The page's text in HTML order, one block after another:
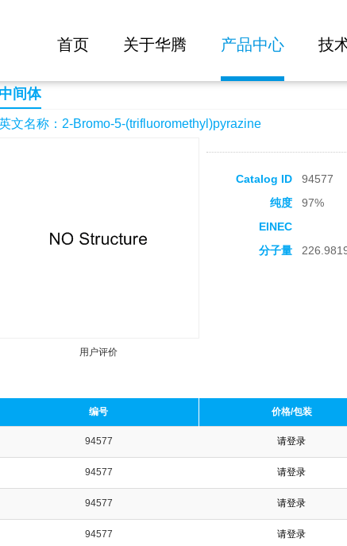
首页 关于华腾 产品中心 技
2-Bromo-5-(trifluoromethyl)pyrazine
中间体
文名称：2-Bromo-5-(trifluoromethyl)pyrazine
用户评价
收藏产品
Catalog ID 94577
纯度
97%
EINEC
分子量
编号 价格/包装
94577 请登录
94577 请登录
94577 请登录
94577 请登录